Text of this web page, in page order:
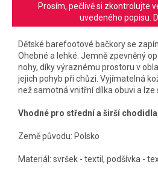
Prosím, pečlivě si zkontrolujte
uvedeného popisu.
Dětské barefootové bačkory se
Ohebné a lehké. Jemně zpevněný
nohy, díky výraznému prostoru v
jejich pohyb při chůzi. Vyjímatelná
než samotná vnitřní dílka obuvi a lze
Vhodné pro střední a širší
Země původu: Polsko
Materiál: svršek - textil, podšívka -